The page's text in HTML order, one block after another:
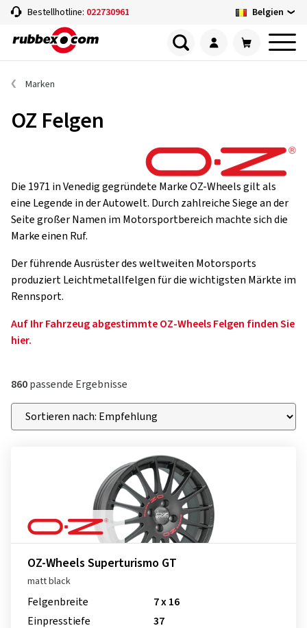
Bestellhotline: 022730961 Belgien
Marken
OZ Felgen
Die 1971 in Venedig gegründete Marke OZ-Wheels gilt als
eine Legende in der Autowelt. Durch zahlreiche Siege an der
Seite großer Namen im Motorsportbereich machte sich die
Marke einen Ruf.
Der führende Ausrüster des weltweiten Motorsports
produziert Leichtmetallfelgen für die wichtigsten Märkte im
Rennsport.
Auf Ihr Fahrzeug abgestimmte OZ-Wheels Felgen finden Sie
hier.
860passende Ergebnisse
OZ-Wheels Superturismo GT
matt black
Felgenbreite
7 x 16
Einpresstiefe
37